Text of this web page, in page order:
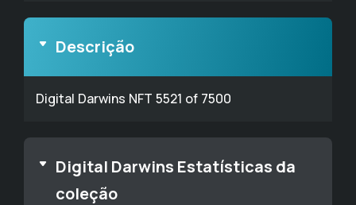
Descrição
Digital Darwins NFT 5521 of 7500
Digital Darwins Estatísticas da
coleção